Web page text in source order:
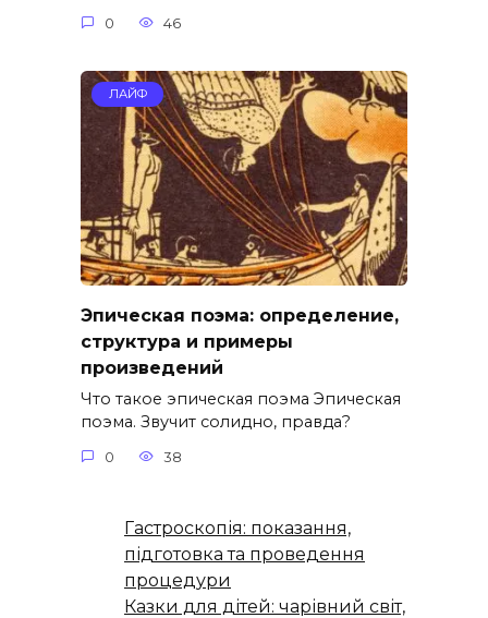
0 46
ЛАЙФ
Эпическая поэма: определение,
структура и примеры
произведений
Что такое эпическая поэма Эпическая
поэма. Звучит солидно, правда?
0 38
Гастроскопія: показання,
підготовка та проведення
процедури
Казки для дітей: чарівний світ,